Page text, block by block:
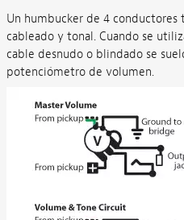
Un humbucker de 4 conductores
cableado y tonal. Cuando se
cable desnudo o blindado se
potenciómetro de volumen.